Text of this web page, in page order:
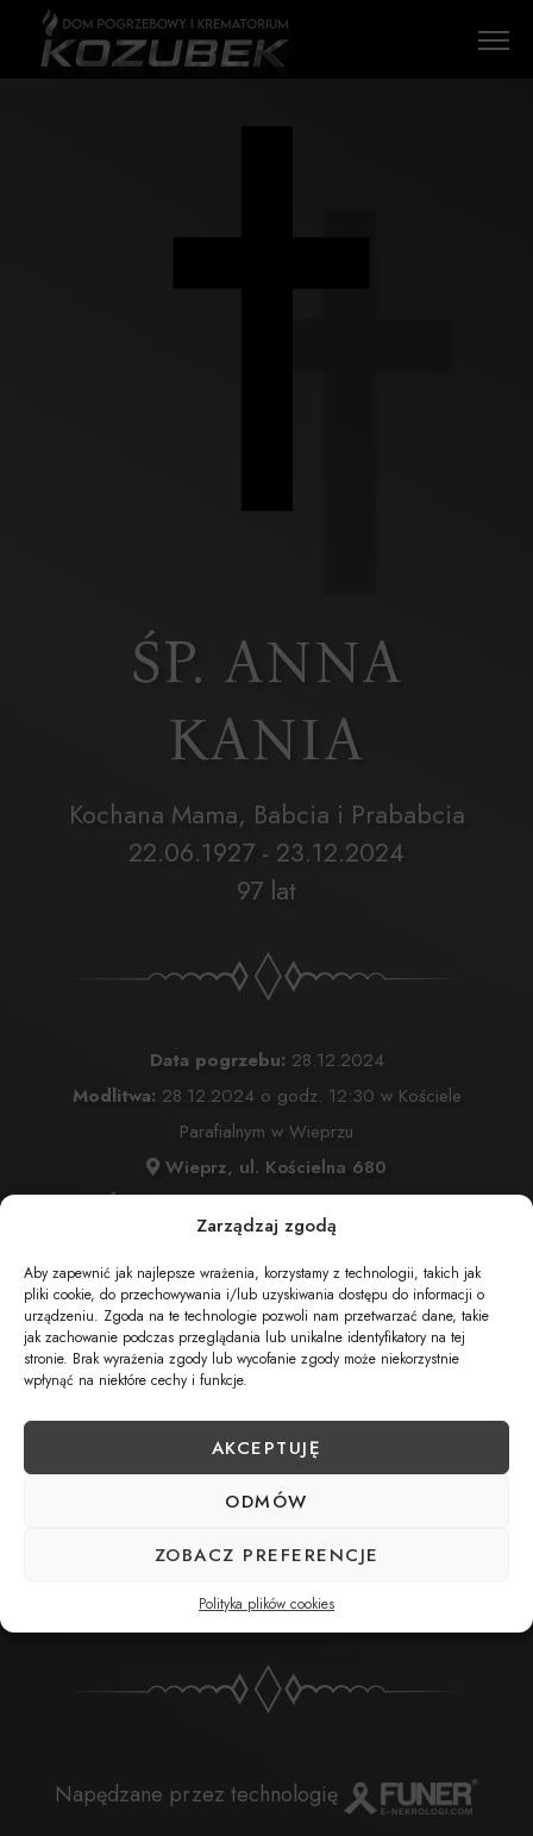
Zarządzaj zgodą
Aby zapewnić jak najlepsze wrażenia, korzystamy z technologii, takich jak
pliki cookie, do przechowywania i/lub uzyskiwania dostępu do informacji o
urządzeniu. Zgoda na te technologie pozwoli nam przetwarzać dane, takie
jak zachowanie podczas przeglądania lub unikalne identyfikatory na tej
stronie. Brak wyrażenia zgody lub wycofanie zgody może niekorzystnie
wpłynąć na niektóre cechy i funkcje.
AKCEPTUJĘ
ODMÓW
ZOBACZ PREFERENCJE
Polityka plików cookies
ŚP. ANNA
KANIA
Kochana Mama, Babcia i Prababcia
22.06.1927 - 23.12.2024
97 lat
Data pogrzebu: 28.12.2024
Modlitwa: 28.12.2024 o godz. 12:30 w Kościele
Parafialnym w Wieprzu
Wieprz, ul. Kościelna 680
Msza Święta:28.12.2024 o godz. 13:00 w Kościele
Parafialnym w Wieprzu
Wieprz, ul. Kościelna 680
Wyprowadzenie do grobu o godz.14:00
Cmentarz:Komunalny w Wieprz
Wieprz, ul. Kościelna 505
UDOSTĘPNIJ NEKROLOG
POBIERZ POWIADOMIENIE SMS
Napędzane przez technologię